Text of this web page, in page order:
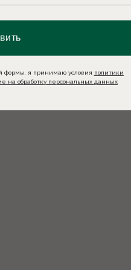
формы, я принимаю условия политики
на обработку персональных данных